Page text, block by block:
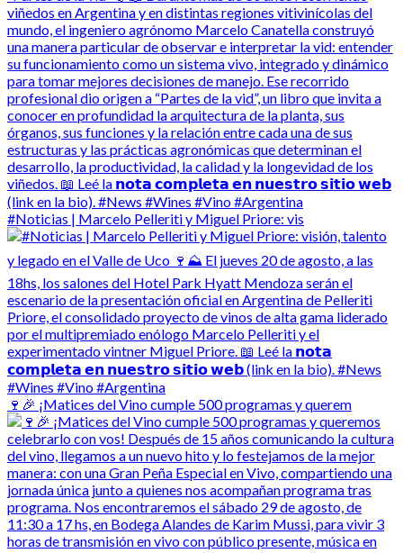
#Noticias | Marcelo Pelleriti y Miguel Priore: vis
🍷🎉 ¡Matices del Vino cumple 500 programas y querem